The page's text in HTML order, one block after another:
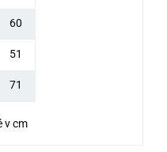
60
51
71
v cm